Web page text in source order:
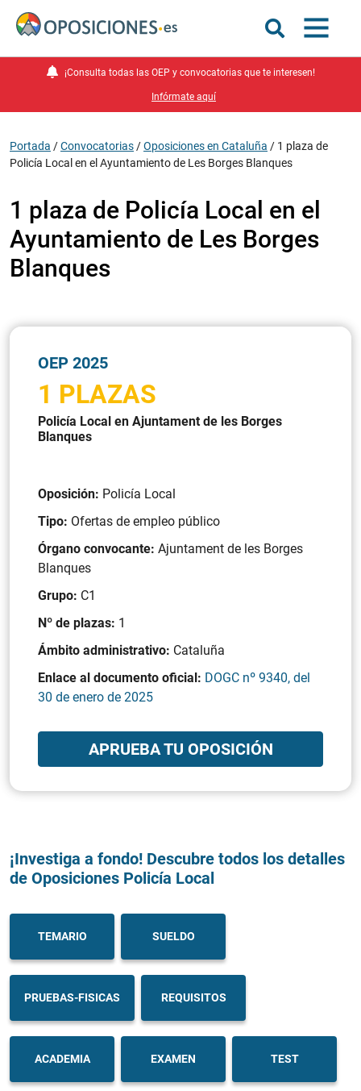
¡Consulta todas las OEP y convocatorias que te interesen!
Infórmate aquí
Portada /Convocatorias /Oposiciones en Cataluña / 1 plaza de
Policía Local en el Ayuntamiento de Les Borges Blanques
1 plaza de Policía Local en el
Ayuntamiento de Les Borges
Blanques
OEP 2025
1 PLAZAS
Policía Local en Ajuntament de les Borges
Blanques
Oposición: Policía Local
Tipo: Ofertas de empleo público
Órgano convocante: Ajuntament de les Borges
Blanques
Grupo: C1
Nº de plazas: 1
Ámbito administrativo: Cataluña
Enlace al documento oficial: DOGC nº 9340, del
30 de enero de 2025
APRUEBA TU OPOSICIÓN
¡Investiga a fondo! Descubre todos los detalles
de Oposiciones Policía Local
TEMARIO SUELDO
PRUEBAS-FISICAS REQUISITOS
ACADEMIA EXAMEN TEST